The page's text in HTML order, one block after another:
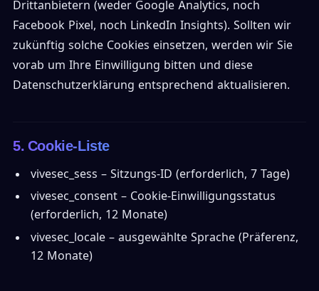
Drittanbietern (weder Google Analytics, noch
Facebook Pixel, noch LinkedIn Insights). Sollten wir
zukünftig solche Cookies einsetzen, werden wir Sie
vorab um Ihre Einwilligung bitten und diese
Datenschutzerklärung entsprechend aktualisieren.
5. Cookie-Liste
vivesec_sess – Sitzungs-ID (erforderlich, 7 Tage)
vivesec_consent – Cookie-Einwilligungsstatus
(erforderlich, 12 Monate)
vivesec_locale – ausgewählte Sprache (Präferenz,
12 Monate)